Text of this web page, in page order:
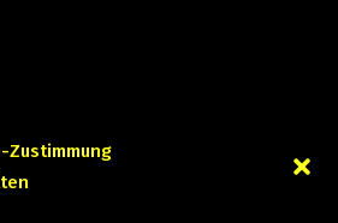
Zustimmung